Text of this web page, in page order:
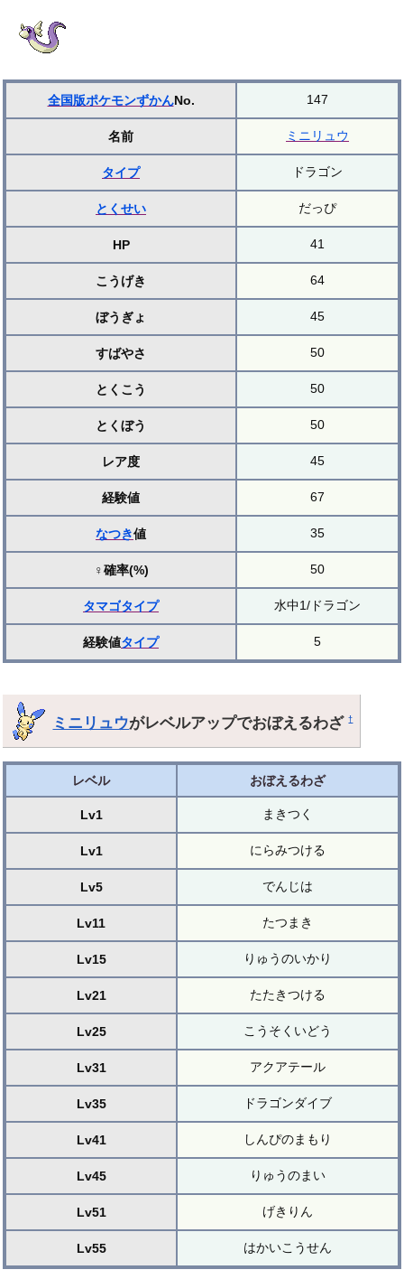
全国版ポケモンずかんNo. 147
名前 ミニリュウ
タイプ ドラゴン
とくせい だっぴ
HP 41
こうげき 64
ぼうぎょ 45
すばやさ 50
とくこう 50
とくぼう 50
レア度 45
経験値 67
なつき値 35
♀確率(%) 50
タマゴタイプ 水中1/ドラゴン
経験値タイプ 5
ミニリュウがレベルアップでおぼえるわざ†
レベル おぼえるわざ
Lv1 まきつく
Lv1 にらみつける
Lv5 でんじは
Lv11 たつまき
Lv15 りゅうのいかり
Lv21 たたきつける
Lv25 こうそくいどう
Lv31 アクアテール
Lv35 ドラゴンダイブ
Lv41 しんぴのまもり
Lv45 りゅうのまい
Lv51 げきりん
Lv55 はかいこうせん